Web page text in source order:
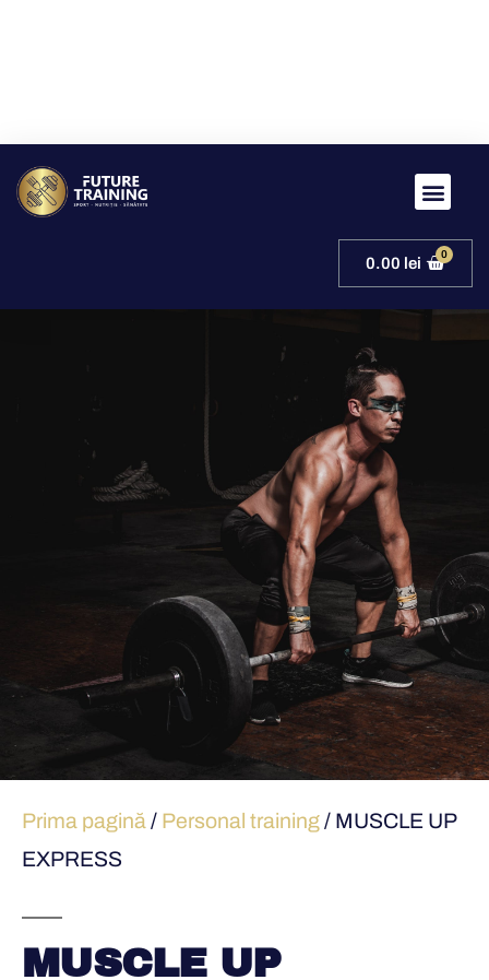
0.00 lei
Prima pagină/ Personal training/ MUSCLE UP
EXPRESS
MUSCLE UP